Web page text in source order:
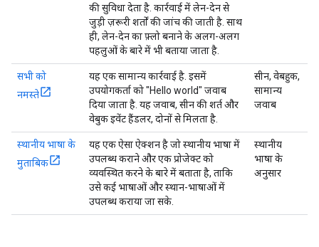
की सुविधा देता है. कार्रवाई में लेन-देन से
जुड़ी ज़रूरी शर्तों की जांच की जाती है. साथ
ही, लेन-देन का फ़्लो बनाने के अलग-अलग
पहलुओं के बारे में भी बताया जाता है.
सभी को
नमस्ते
यह एक सामान्य कार्रवाई है. इसमें
उपयोगकर्ता को "Hello world" जवाब
दिया जाता है. यह जवाब, सीन की शर्त और
वेबुक इवेंट हैंडलर, दोनों से मिलता है.
सीन, वेबहुक,
सामान्य
जवाब
स्थानीय भाषा के
मुताबिक
यह एक ऐसा ऐक्शन है जो स्थानीय भाषा में
उपलब्ध कराने और एक प्रोजेक्ट को
व्यवस्थित करने के बारे में बताता है, ताकि
उसे कई भाषाओं और स्थान-भाषाओं में
उपलब्ध कराया जा सके.
स्थानीय
भाषा के
अनुसार